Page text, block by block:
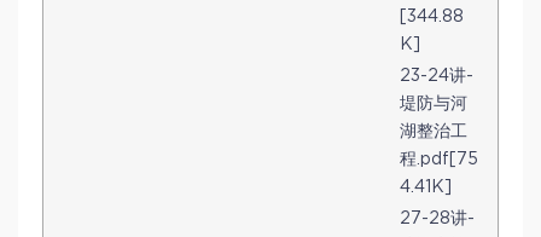
[344.88
K]
23-24讲-
堤防与河
湖整治工
程.pdf[75
4.41K]
27-28讲-